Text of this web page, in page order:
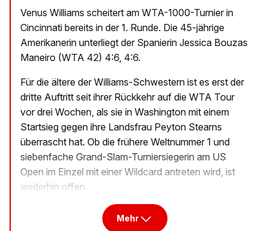
Venus Williams scheitert am WTA-1000-Turnier in
Cincinnati bereits in der 1. Runde. Die 45-jährige
Amerikanerin unterliegt der Spanierin Jessica Bouzas
Maneiro (WTA 42) 4:6, 4:6.
Für die ältere der Williams-Schwestern ist es erst der
dritte Auftritt seit ihrer Rückkehr auf die WTA Tour
vor drei Wochen, als sie in Washington mit einem
Startsieg gegen ihre Landsfrau Peyton Stearns
überrascht hat. Ob die frühere Weltnummer 1 und
siebenfache Grand-Slam-Turniersiegerin am US
Open im Einzel mit einer Wildcard antreten wird, ist
weiterhin offen.
Mehr